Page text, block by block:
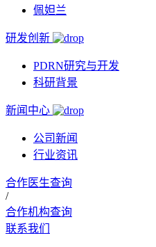
佩妲兰
研发创新
PDRN研究与开发
科研背景
新闻中心
公司新闻
行业资讯
合作医生查询
/
合作机构查询
联系我们